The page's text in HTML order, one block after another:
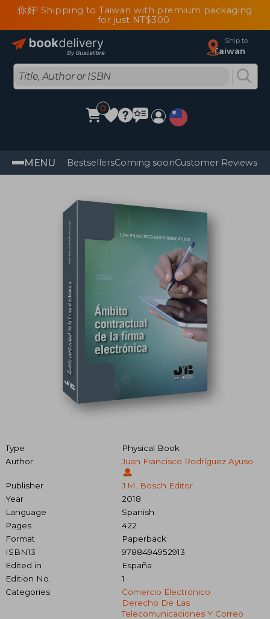
你好! Shipping to Taiwan with premium packaging
for just NT$300
Ship to
Taiwan
0
MENU BestsellersComing soonCustomer Reviews
Type
Physical Book
Author
Juan Francisco Rodríguez Ayuso
Publisher
J.M. Bosch Editor
Year
2018
Language
Spanish
Pages
422
Format
Paperback
ISBN13
9788494952913
Edited in
España
Edition No.
1
Categories
Comercio Electrónico
Derecho De Las
Telecomunicaciones Y Correo